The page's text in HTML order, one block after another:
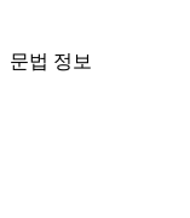
문법 정보